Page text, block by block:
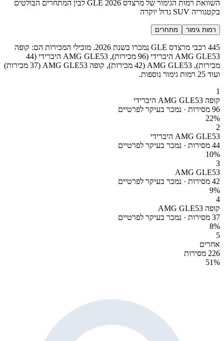
השוואת רמות הגימור של מרצדס GLE 2026 לבין המתחרים הבולטים
בקטגוריה SUV גדול יוקרה
רמות גימור מתחרים
445 רכבי מרצדס GLE נמכרו בשנת 2026. מובילי המכירות הם: קופה
AMG GLE53 היברידי (96 מכירות), AMG GLE53 היברידי (44
מכירות), AMG GLE53 (42 מכירות), קופה AMG GLE53 (37 מכירות)
ועוד 25 רמות גימור נוספות.
1
קופה AMG GLE53 היברידי
96 מסירות · נמכר בעיקר לפרטיים
22%
2
AMG GLE53 היברידי
44 מסירות · נמכר בעיקר לפרטיים
10%
3
AMG GLE53
42 מסירות · נמכר בעיקר לפרטיים
9%
4
קופה AMG GLE53
37 מסירות · נמכר בעיקר לפרטיים
8%
5
אחרים
226 מסירות
51%